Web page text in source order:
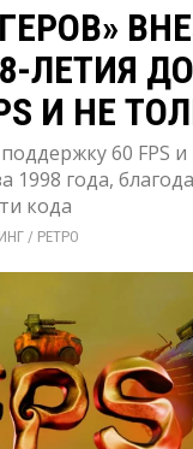
ЛЕТИЯ
И НЕ
60 FPS
года,
кода
/ РЕТРО